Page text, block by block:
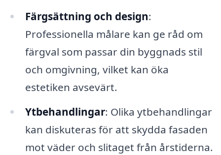
Färgsättning och design:
Professionella målare kan ge råd om
färgval som passar din byggnads stil
och omgivning, vilket kan öka
estetiken avsevärt.
Ytbehandlingar: Olika ytbehandlingar
kan diskuteras för att skydda fasaden
mot väder och slitaget från årstiderna.